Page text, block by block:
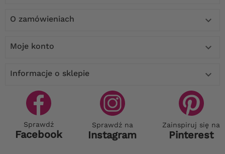
O zamówieniach 
Moje konto 
Informacje o sklepie 
Sprawdź
Facebook
Sprawdź na
Instagram
Zainspiruj się na
Pinterest